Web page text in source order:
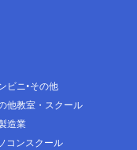
ビニ その他
他教室・スクール
造業
コンスクール